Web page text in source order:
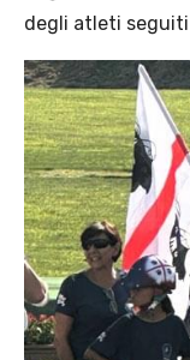
degli atleti seguiti